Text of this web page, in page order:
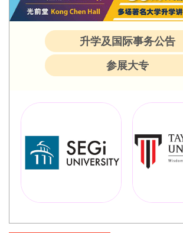
升学及国际事务公告
参展大专